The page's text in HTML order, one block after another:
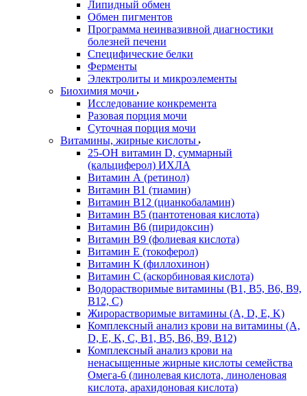
Липидный обмен
Обмен пигментов
Программа неинвазивной диагностики
болезней печени
Специфические белки
Ферменты
Электролиты и микроэлементы
Биохимия мочи
Исследование конкремента
Разовая порция мочи
Суточная порция мочи
Витамины, жирные кислоты
25-OH витамин D, суммарный
(кальциферол) ИХЛА
Витамин А (ретинол)
Витамин В1 (тиамин)
Витамин В12 (цианкобаламин)
Витамин В5 (пантотеновая кислота)
Витамин В6 (пиридоксин)
Витамин В9 (фолиевая кислота)
Витамин Е (токоферол)
Витамин К (филлохинон)
Витамин С (аскорбиновая кислота)
Водорастворимые витамины (B1, B5, B6, В9,
В12, С)
Жирорастворимые витамины (A, D, E, K)
Комплексный анализ крови на витамины (A,
D, E, K, C, B1, B5, B6, В9, B12)
Комплексный анализ крови на
ненасыщенные жирные кислоты семейства
Омега-6 (линолевая кислота, линоленовая
кислота, арахидоновая кислота)